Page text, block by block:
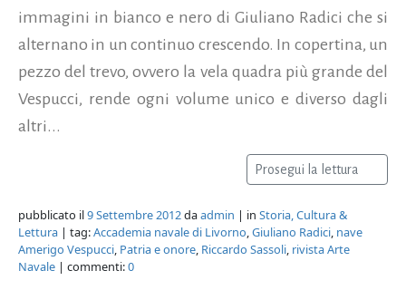
immagini in bianco e nero di Giuliano Radici che si
alternano in un continuo crescendo. In copertina, un
pezzo del trevo, ovvero la vela quadra più grande del
Vespucci, rende ogni volume unico e diverso dagli
altri...
Prosegui la lettura
pubblicato il9 Settembre 2012daadmin | in Storia, Cultura &
Lettura | tag:Accademia navale di Livorno,Giuliano Radici, nave
Amerigo Vespucci, Patria e onore, Riccardo Sassoli, rivista Arte
Navale | commenti:0